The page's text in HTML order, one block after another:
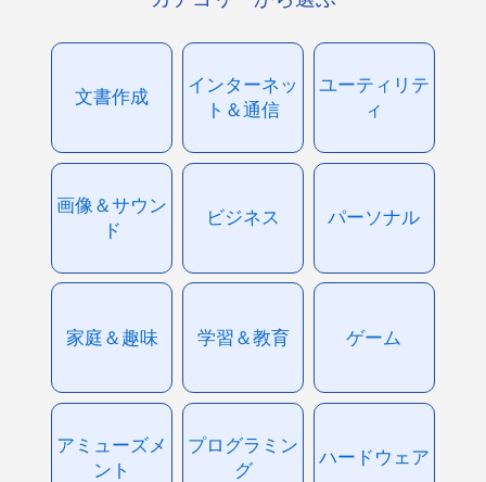
文書作成
インターネッ
ト＆通信
ユーティリテ
ィ
画像＆サウン
ド
ビジネス パーソナル
家庭＆趣味 学習＆教育 ゲーム
アミューズメ
ント
プログラミン
グ
ハードウェア